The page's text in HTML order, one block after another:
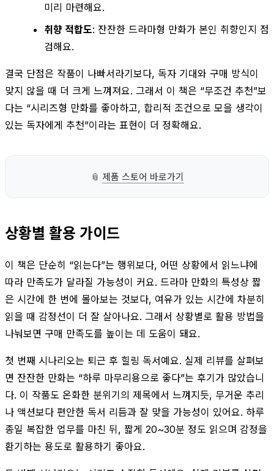
미리 마련해요.
취향 적합도: 잔잔한 드라마형 만화가 본인 취향인지 점
검해요.
결국 단점은 작품이 나빠서라기보다, 독자 기대와 구매 방식이
맞지 않을 때 더 크게 느껴져요. 그래서 이 책은 “무조건 추천”보
다는 “시리즈형 만화를 좋아하고, 합리적 조건으로 모을 생각이
있는 독자에게 추천”이라는 표현이 더 정확해요.
📎 제품 스토어 바로가기
상황별 활용 가이드
이 책은 단순히 “읽는다”는 행위보다, 어떤 상황에서 읽느냐에
따라 만족도가 달라질 가능성이 커요. 드라마 만화의 특성상 짧
은 시간에 한 번에 몰아보는 것보다, 여유가 있는 시간에 차분히
읽을 때 감정선이 더 잘 살아나요. 그래서 상황별로 활용 방법을
나눠보면 구매 만족도를 높이는 데 도움이 돼요.
첫 번째 시나리오는 퇴근 후 힐링 독서예요. 실제 리뷰를 살펴보
면 잔잔한 만화는 “하루 마무리용으로 좋다”는 후기가 많았습니
다. 이 작품도 온화한 분위기의 제목에서 느껴지듯, 무거운 추리
나 액션보다 편안한 독서 리듬과 잘 맞을 가능성이 있어요. 하루
종일 복잡한 업무를 마친 뒤, 짧게 20~30분 정도 읽으며 감정을
환기하는 용도로 활용하기 좋아요.